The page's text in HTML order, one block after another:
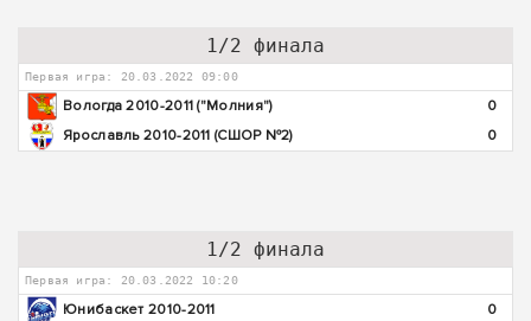
1/2 финала
Первая игра: 20.03.2022 09:00
Вологда 2010-2011 ("Молния")
0
Ярославль 2010-2011 (СШОР №2)
0
1/2 финала
Первая игра: 20.03.2022 10:20
Юнибаскет 2010-2011
0